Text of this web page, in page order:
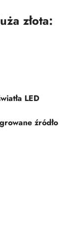
złota:
LED
źródło